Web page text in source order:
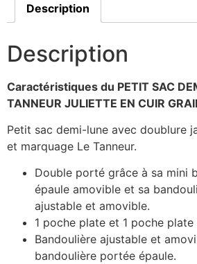
Description
Description
Caractéristiques du PETIT SAC
TANNEUR JULIETTE EN CUIR
Petit sac demi-lune avec doublure
et marquage Le Tanneur.
Double porté grâce à sa mini
épaule amovible et sa
ajustable et amovible.
1 poche plate et 1 poche
Bandoulière ajustable et
bandoulière portée épaule.